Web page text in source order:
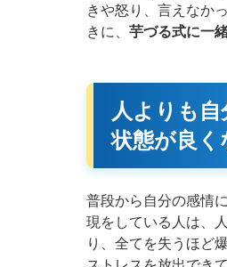
きや怒り、言えなか
きに、 芋づる式に一
人よりも
状態が良く
普段から自分の感情
現をしている人は、
り、全てを失うほど